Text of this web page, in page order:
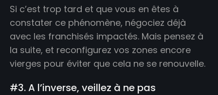
Si c’est trop tard et que vous en êtes à
constater ce phénomène, négociez déjà
avec les franchisés impactés. Mais pensez à
la suite, et reconfigurez vos zones encore
vierges pour éviter que cela ne se renouvelle.
#3. A l’inverse, veillez à ne pas